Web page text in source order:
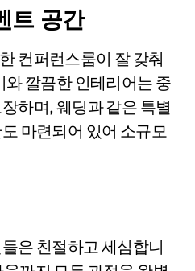
트 공간
컨퍼런스룸이 잘 갖춰
깔끔한 인테리어는 중
하며, 웨딩과 같은 특별
마련되어 있어 소규모
은 친절하고 세심합니